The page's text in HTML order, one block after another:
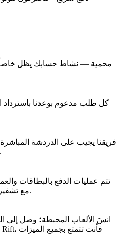
كل طلب مدعوم بوعدنا باسترداد
فريقنا يجيب على الدردشة
أبداً للانتظار في منتصف الطلب.
تتم عمليات الدفع بالبطاقات
من PCI-DSS مع تشفير تام بين الطرفين.
انسَ الألعاب المحبطة؛ وصل إلى